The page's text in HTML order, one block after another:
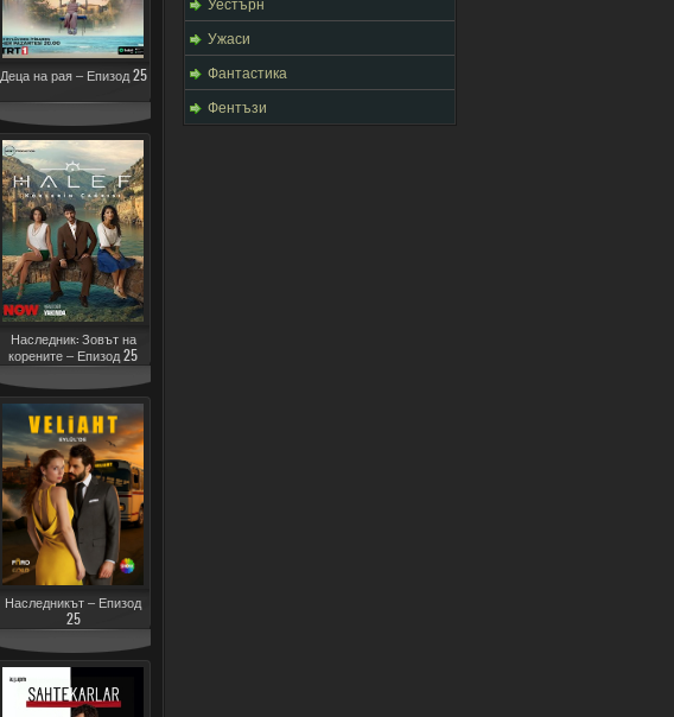
Деца на рая – Епизод 25
Наследник: Зовът на
корените – Епизод 25
Наследникът – Епизод
25
Ужаси
Фантастика
Фентъзи